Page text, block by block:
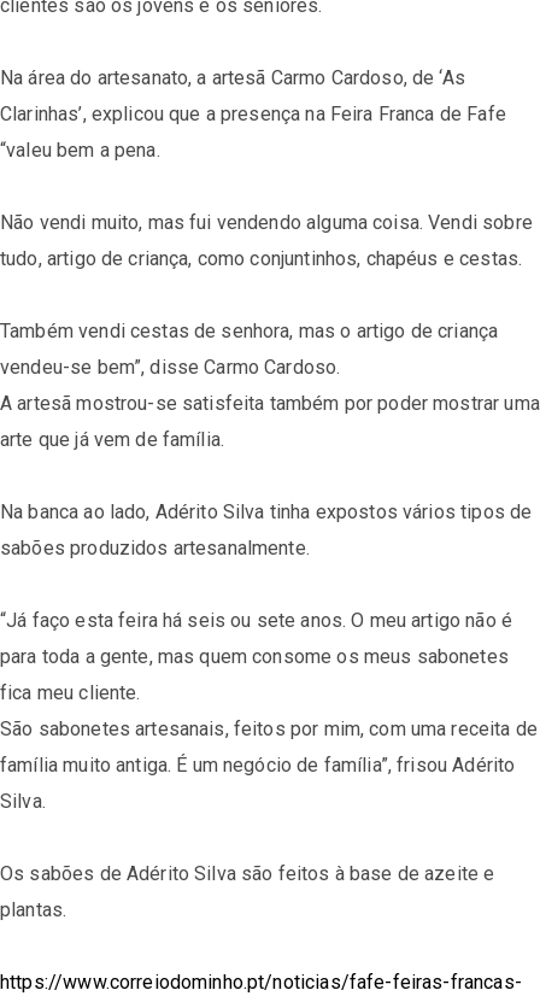
clientes são os jovens e os seniores.
Na área do artesanato, a artesã Carmo Cardoso, de ‘As
Clarinhas’, explicou que a presença na Feira Franca de Fafe
“valeu bem a pena.
Não vendi muito, mas fui vendendo alguma coisa. Vendi sobre
tudo, artigo de criança, como conjuntinhos, chapéus e cestas.
Também vendi cestas de senhora, mas o artigo de criança
vendeu-se bem”, disse Carmo Cardoso.
A artesã mostrou-se satisfeita também por poder mostrar uma
arte que já vem de família.
Na banca ao lado, Adérito Silva tinha expostos vários tipos de
sabões produzidos artesanalmente.
“Já faço esta feira há seis ou sete anos. O meu artigo não é
para toda a gente, mas quem consome os meus sabonetes
fica meu cliente.
São sabonetes artesanais, feitos por mim, com uma receita de
família muito antiga. É um negócio de família”, frisou Adérito
Silva.
Os sabões de Adérito Silva são feitos à base de azeite e
plantas.
https://www.correiodominho.pt/noticias/fafe-feiras-francas-